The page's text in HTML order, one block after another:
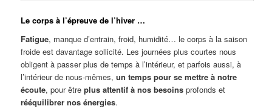
Le corps à l’épreuve de l’hiver …
Fatigue, manque d’entrain, froid, humidité… le corps à la saison
froide est davantage sollicité. Les journées plus courtes nous
obligent à passer plus de temps à l’intérieur, et parfois aussi, à
l’intérieur de nous-mêmes,un temps pour se mettre à notre
écoute, pour êtreplus attentif à nos besoins profonds et
rééquilibrer nos énergies.